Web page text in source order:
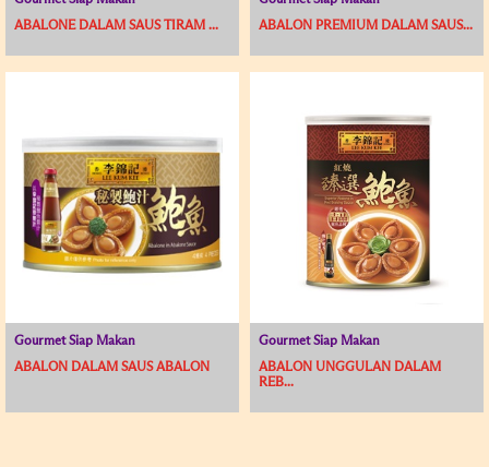
ABALONE DALAM SAUS TIRAM ...
ABALON PREMIUM DALAM SAUS...
Gourmet Siap Makan
ABALON DALAM SAUS ABALON
Gourmet Siap Makan
ABALON UNGGULAN DALAM
REB...